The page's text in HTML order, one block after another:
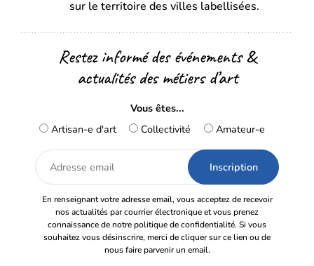
sur le territoire des villes labellisées.
Restez informé des événements &
actualités des métiers d’art
Vous êtes...
Artisan-e d'art
Collectivité Amateur-e
Adresse
email
En renseignant votre adresse email, vous acceptez de recevoir
nos actualités par courrier électronique et vous prenez
connaissance de notre politique de confidentialité. Si vous
souhaitez vous désinscrire, merci de cliquer sur ce lien ou de
nous faire parvenir un email.